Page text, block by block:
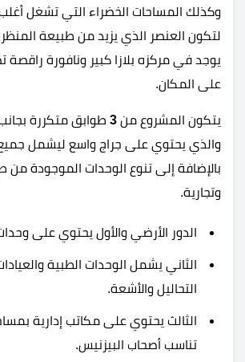
وكذلك المساحات الخضراء التي تشغل
لتكون العنصر الذي يزيد من طبيعة المنظر
يوجد في مركزه بلازا كبير ونافورة
على المكان.
يتكون المشروع من 3 طوابق متكررة
والذي يحتوي على جراج واسع ليشمل جميع
بالإضافة إلى تنوع الوحدات الموجودة من
وتجارية.
الدور الأرضي والأول يحتوي على
الثاني يشمل الوحدات الطبية
التحاليل والأشعة.
الثالث يحتوي على مكاتب إدارية
تناسب أصحاب البيزنيس.